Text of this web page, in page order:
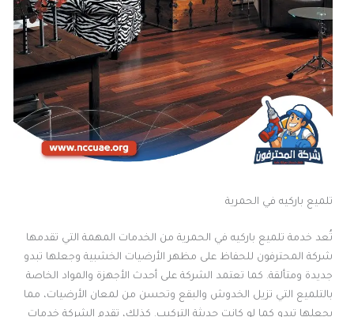
تلميع باركيه في الحمرية
تُعد خدمة تلميع باركيه في الحمرية من الخدمات المهمة التي تقدمها
شركة المحترفون للحفاظ على مظهر الأرضيات الخشبية وجعلها تبدو
جديدة ومتألقة. كما تعتمد الشركة على أحدث الأجهزة والمواد الخاصة
بالتلميع التي تزيل الخدوش والبقع وتحسن من لمعان الأرضيات، مما
يجعلها تبدو كما لو كانت حديثة التركيب. كذلك، تقدم الشركة خدمات